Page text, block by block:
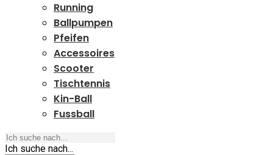
Running
Ballpumpen
Pfeifen
Accessoires
Scooter
Tischtennis
Kin-Ball
Fussball
Ich suche nach...